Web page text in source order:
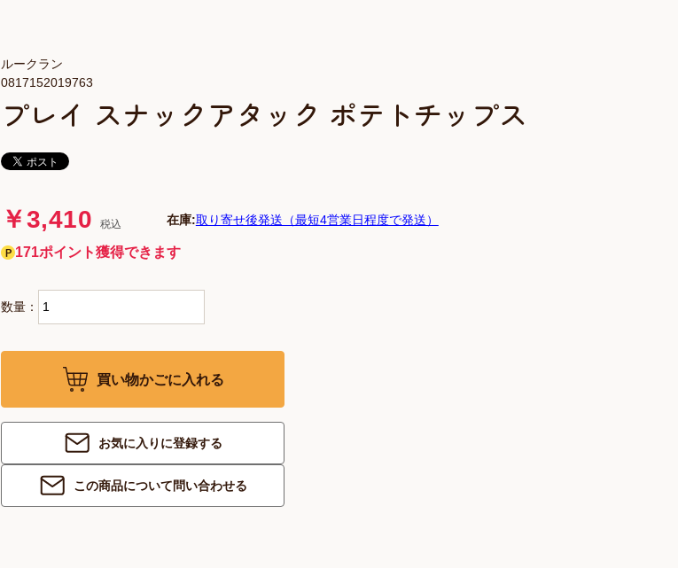
プレイ スナックアタック ポテトチップス
0817152019763
ルークラン
￥3,410 税込 在庫:取り寄せ後発送（最短4営業日程度で発送）
171ポイント獲得できます
数量：
買い物かごに入れる
お気に入りに登録する
この商品について問い合わせる